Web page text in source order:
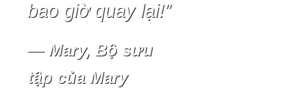
bao giờ quay lại!”
— Mary, Bộ sưu
tập của Mary